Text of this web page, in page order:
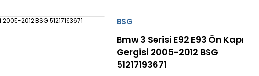
BSG
Bmw 3 Serisi E92 E93 Ön Kapı
Gergisi 2005-2012 BSG
51217193671